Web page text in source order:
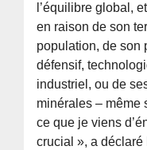
l’équilibre global,
en raison de son
population, de son
défensif,
industriel, ou de
minérales – même
ce que je viens
crucial », a déclaré